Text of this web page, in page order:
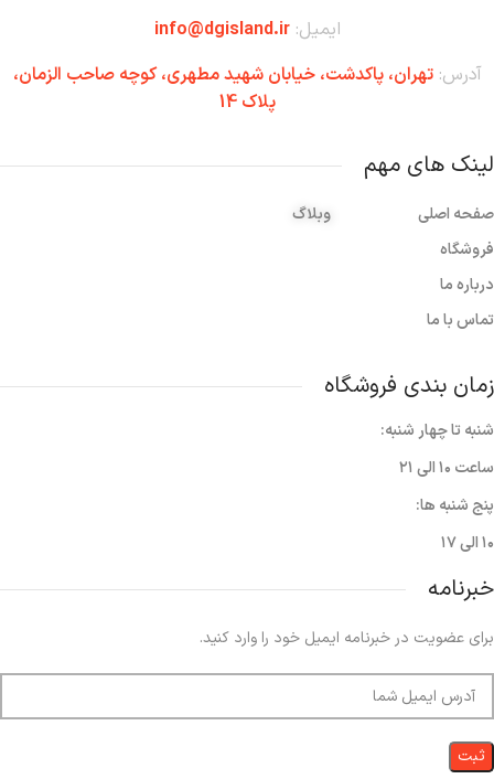
ایمیل:info@dgisland.ir
آدرس:تهران،‌ پاکدشت، خیابان شهید مطهری، کوچه صاحب الزمان،
پلاک 14
لینک های مهم
صفحه اصلی
فروشگاه
درباره ما
تماس با ما
وبلاگ
زمان بندی فروشگاه
شنبه تا چهار شنبه:
ساعت ۱۰ الی ۲۱
پنج شنبه ها:
۱۰ الی ۱۷
خبرنامه
برای عضویت در خبرنامه ایمیل خود را وارد کنید.